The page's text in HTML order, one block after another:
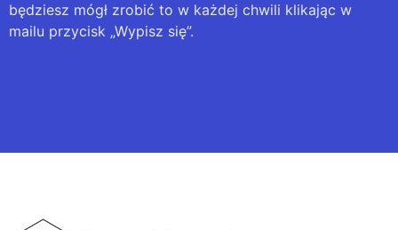
będziesz mógł zrobić to w każdej chwili klikając w
mailu przycisk „Wypisz się”.